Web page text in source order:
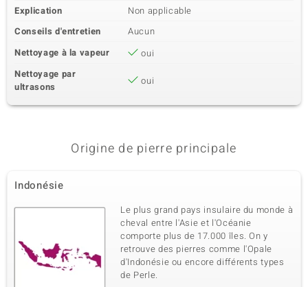
Explication
Non applicable
Conseils d'entretien
Aucun
Nettoyage à la vapeur
oui
Nettoyage par
ultrasons
oui
Origine de pierre principale
Indonésie
Le plus grand pays insulaire du monde à
cheval entre l'Asie et l'Océanie
comporte plus de 17.000 îles. On y
retrouve des pierres comme l'Opale
d'Indonésie ou encore différents types
de Perle.